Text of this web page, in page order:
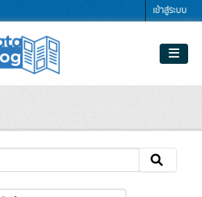
เข้าสู่ระบบ